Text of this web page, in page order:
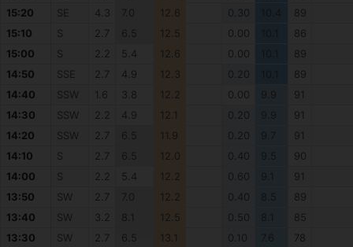
15:20
SE 4.3 7.0 12.6 0.30
89
15:10
S 2.7 6.5 12.5 0.00
86
15:00
S 2.2 5.4 12.6 0.00
89
14:50
SSE 2.7 4.9 12.3 0.20
89
14:40
SSW 1.6 3.8 12.2 0.00 9.9
91
14:30
SSW 2.2 4.9 12.1 0.20 9.9
91
14:20
SSW 2.7 6.5 11.9 0.20 9.7
91
14:10
S 2.7 6.5 12.0 0.40 9.5
90
14:00
S 2.2 5.4 12.2 0.60 9.1
91
13:50
SW 2.7 7.0 12.2 0.40 8.5
89
13:40
SW 3.2 8.1 12.5 0.50 8.1
85
13:30
SW 2.7 6.5 13.1 0.10 7.6 78